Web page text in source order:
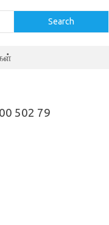
Search
502 79